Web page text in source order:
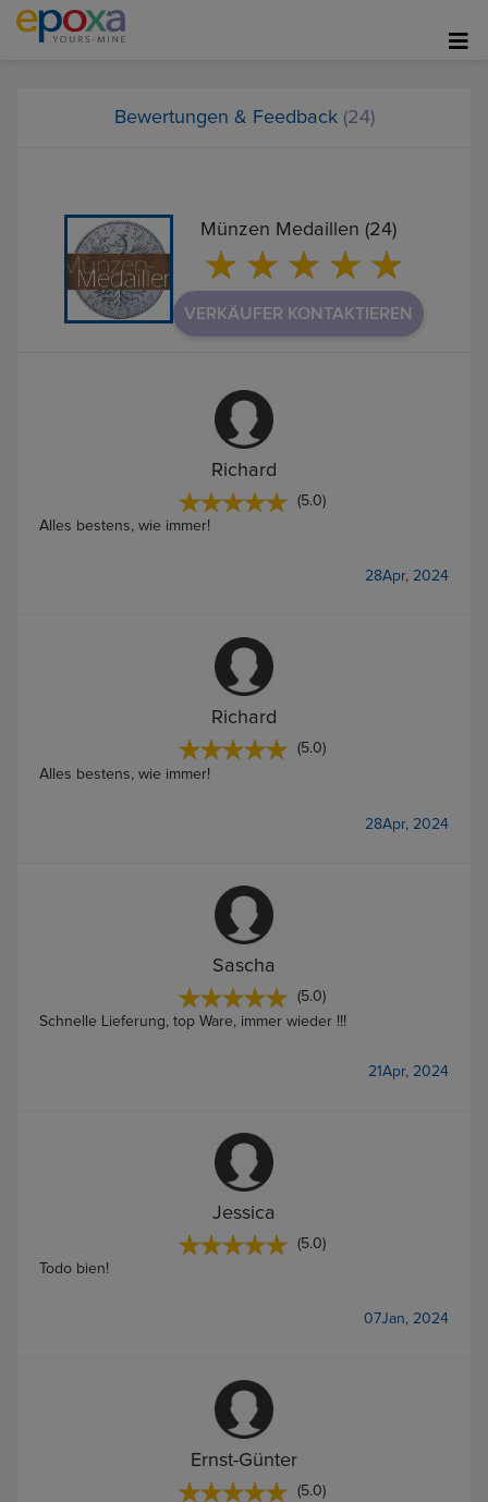
Bewertungen & Feedback (24)
Münzen Medaillen (24)
VERKÄUFER KONTAKTIEREN
Richard
(5.0)
Alles bestens, wie immer!
28Apr, 2024
Richard
(5.0)
Alles bestens, wie immer!
28Apr, 2024
Sascha
(5.0)
Schnelle Lieferung, top Ware, immer wieder !!!
21Apr, 2024
Jessica
(5.0)
Todo bien!
07Jan, 2024
Ernst-Günter
(5.0)